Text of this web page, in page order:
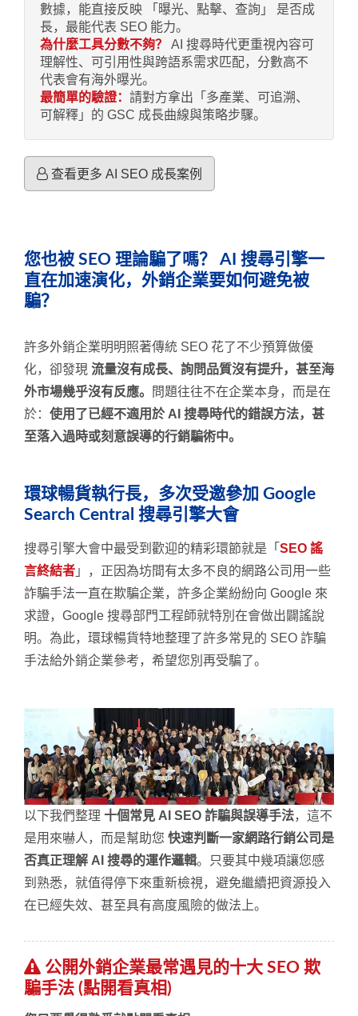
數據，能直接反映 「曝光、點擊、查詢」 是否成
長，最能代表 SEO 能力。
為什麼工具分數不夠？
AI 搜尋時代更重視內容可
理解性、可引用性與跨語系需求匹配，分數高不
代表會有海外曝光。
最簡單的驗證： 請對方拿出「多產業、可追溯、
可解釋」的 GSC 成長曲線與策略步驟。
查看更多 AI SEO 成長案例
您也被 SEO 理論騙了嗎？ AI 搜尋引擎一
直在加速演化，外銷企業要如何避免被
騙？
許多外銷企業明明照著傳統 SEO 花了不少預算做優
化，卻發現 流量沒有成長、詢問品質沒有提升，甚至海
外市場幾乎沒有反應。
問題往往不在企業本身，而是在
於： 使用了已經不適用於 AI 搜尋時代的錯誤方法，甚
至落入過時或刻意誤導的行銷騙術中。
環球暢貨執行長，多次受邀參加 Google
Search Central 搜尋引擎大會
搜尋引擎大會中最受到歡迎的精彩環節就是「 SEO 謠
言終結者 」，正因為坊間有太多不良的網路公司用一些
詐騙手法一直在欺騙企業，許多企業紛紛向 Google 來
求證，Google 搜尋部門工程師就特別在會做出闢謠說
明。為此，環球暢貨特地整理了許多常見的 SEO 詐騙
手法給外銷企業參考，希望您別再受騙了。
以下我們整理 十個常見 AI SEO 詐騙與誤導手法，這不
是用來嚇人，而是幫助您 快速判斷一家網路行銷公司是
否真正理解 AI 搜尋的運作邏輯。只要其中幾項讓您感
到熟悉，就值得停下來重新檢視，避免繼續把資源投入
在已經失效、甚至具有高度風險的做法上。
公開外銷企業最常遇見的十大 SEO 欺
騙手法 (點開看真相)